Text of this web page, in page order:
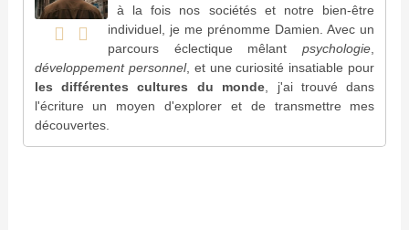
à la fois nos sociétés et notre bien-être
individuel, je me prénomme Damien. Avec un
parcours éclectique mêlantpsychologie,
développement personnel, et une curiosité insatiable pour
les différentes cultures du monde, j'ai trouvé dans
l'écriture un moyen d'explorer et de transmettre mes
découvertes.